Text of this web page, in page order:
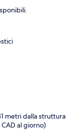
metri dalla struttura
al giorno)